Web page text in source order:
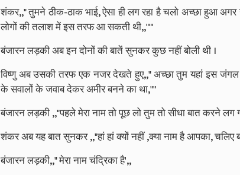
शंकर,," तुमने ठीक-ठाक भाई, ऐसा ही लग रहा है चलो अच्छा हुआ
लोगों की तलाश में इस तरफ आ सकती थी,,""'
बंजारन लड़की अब इन दोनों की बातें सुनकर कुछ नहीं बोली थी ।
विष्णु अब उसकी तरफ एक नजर देखते हुए,," अच्छा तुम यहां इस जंगल
के सवालों के जवाब देकर अमीर बनने का था,"''
बंजारन लड़की ,,"पहले मेरा नाम तो पूछ लो तुम तो सीधा बात करने लग
शंकर अब यह बात सुनकर ,,"हां हां क्यों नहीं ,क्या नाम है आपका, चलिए
बंजारन लड़की,," मेरा नाम चंद्रिका है',,